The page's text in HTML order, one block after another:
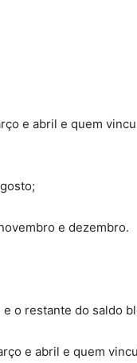
e abril e quem
e dezembro.
o restante do saldo
e abril e quem